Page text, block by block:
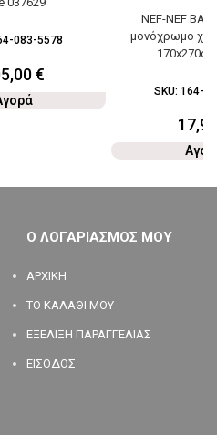
083-5578
€
NEF-NEF
μονόχρωμο
SKU: 164-
Ο ΛΟΓΑΡΙΑΣΜΟΣ ΜΟΥ
ΑΡΧΙΚΗ
ΤΟ ΚΑΛΑΘΙ ΜΟΥ
ΕΞΕΛΙΞΗ ΠΑΡΑΓΓΕΛΙΑΣ
ΕΙΣΟΔΟΣ